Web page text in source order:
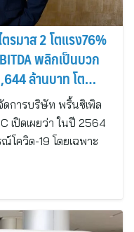
รมาส 2 โตแรง76%
พลิกเป็นบวก
ล้านบาท โต
การบริษัท พริ้นซิเพิล
เปิดเผยว่า ในปี 2564
ควิด-19 โดยเฉพาะ